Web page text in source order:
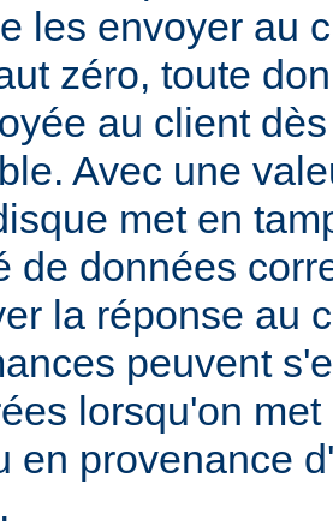
les envoyer au
zéro, toute
au client
Avec une
met en
de données
la réponse au
peuvent
lorsqu'on
en provenance